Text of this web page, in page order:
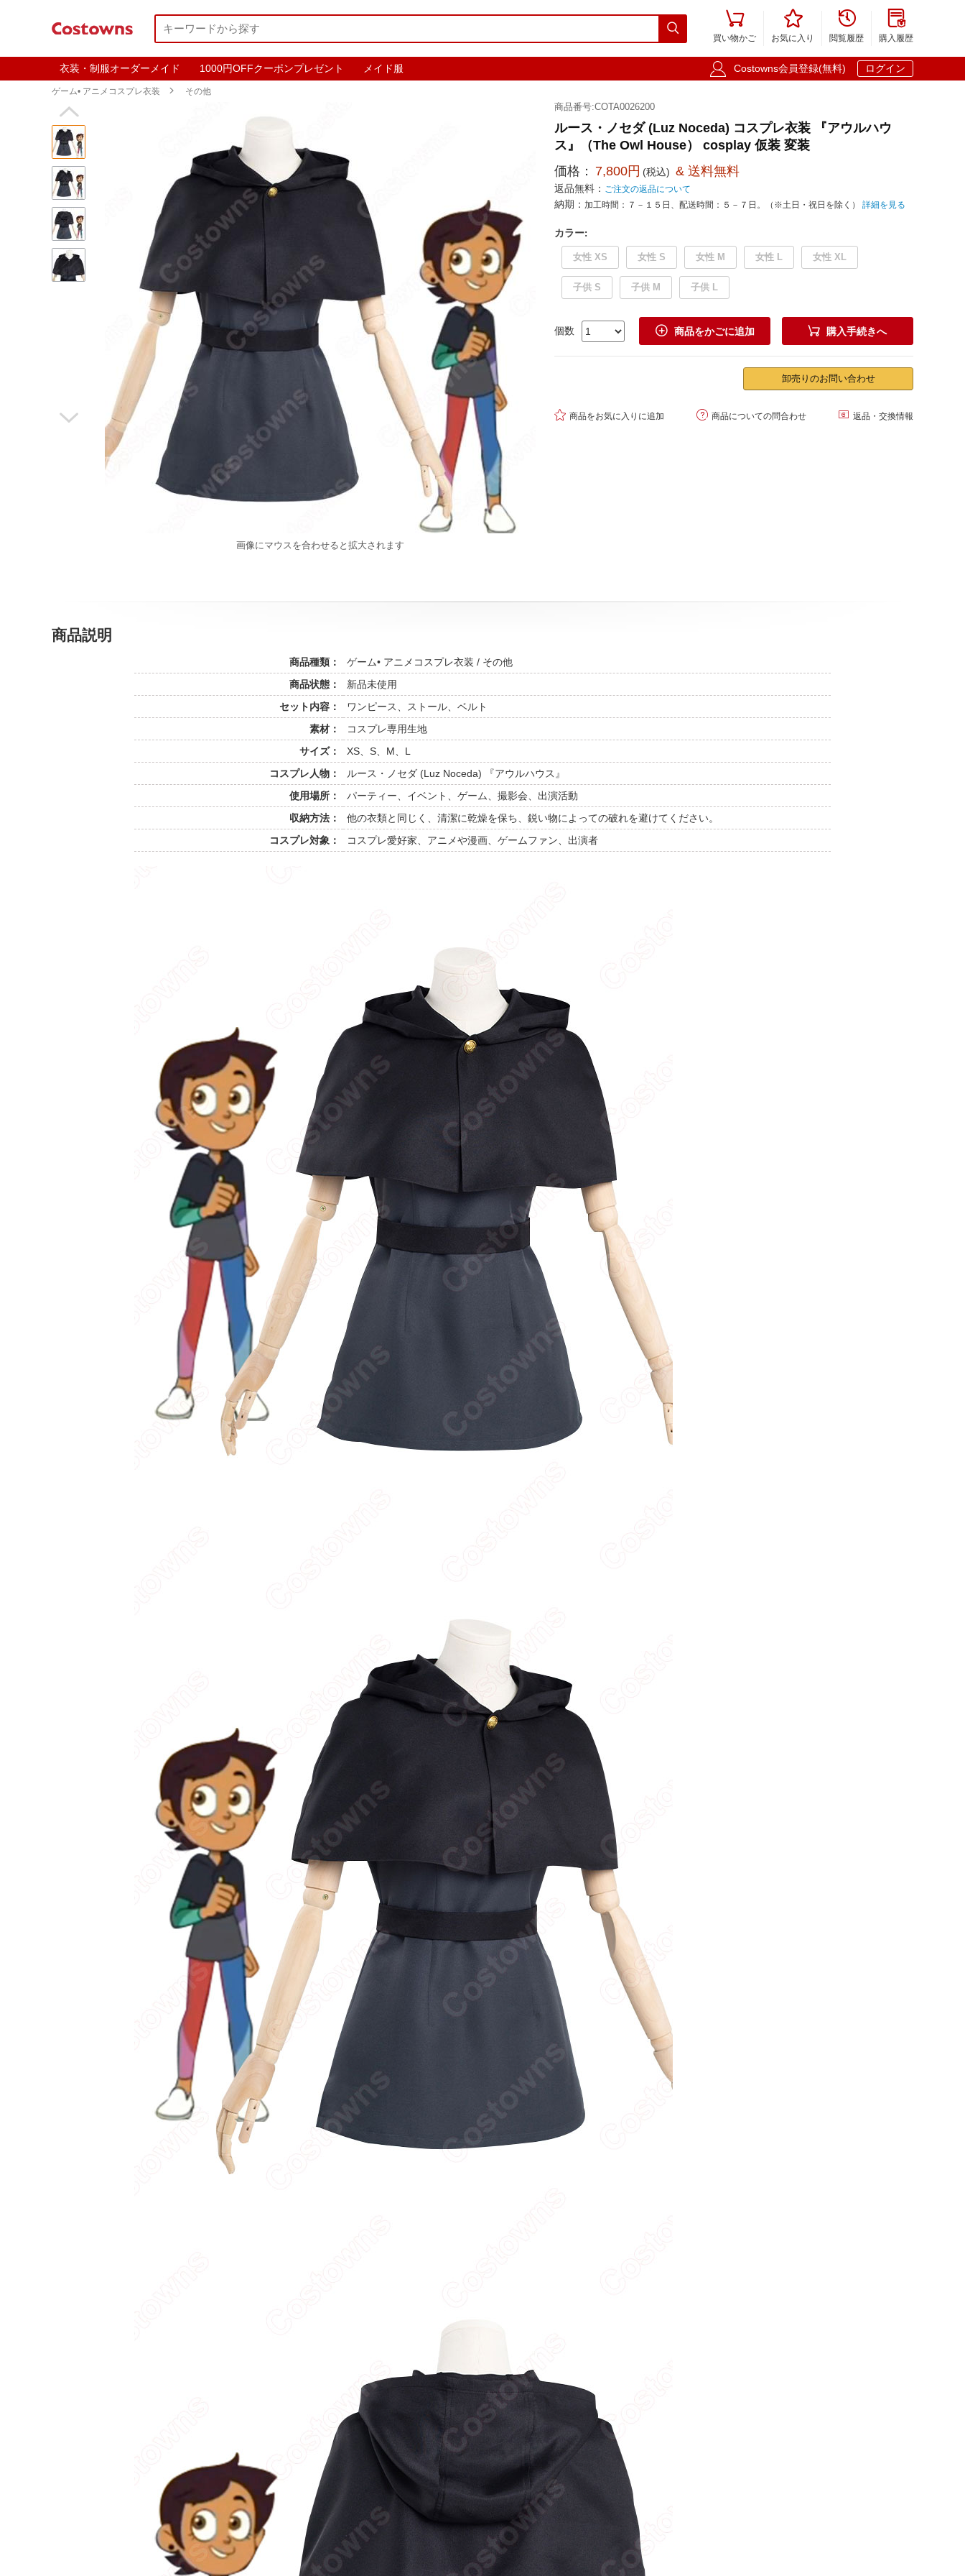


買い物かご

お気に入り

閲覧履歴

購入履歴
衣装・制服オーダーメイド 1000円OFFクーポンプレゼント メイド服  Costowns会員登録(無料) ログイン
ゲーム• アニメコスプレ衣装  その他


画像にマウスを合わせると拡大されます
商品番号:COTA0026200
ルース・ノセダ (Luz Noceda) コスプレ衣装 『アウルハウ
ス』（The Owl House） cosplay 仮装 変装
価格： 7,800円 (税込) & 送料無料
返品無料： ご注文の返品について
納期： 加工時間：７－１５日、配送時間：５－７日。（※土日・祝日を除く） 詳細を見る
カラー:
女性 XS 女性 S 女性 M 女性 L 女性 XL
子供 S 子供 M 子供 L
個数  商品をかごに追加  購入手続きへ
卸売りのお問い合わせ
 商品をお気に入りに追加  商品についての問合わせ  返品・交換情報
商品説明
商品種類：
ゲーム• アニメコスプレ衣装 / その他
商品状態：
新品未使用
セット内容：
ワンピース、ストール、ベルト
素材：
コスプレ専用生地
サイズ：
XS、S、M、L
コスプレ人物：
ルース・ノセダ (Luz Noceda) 『アウルハウス』
使用場所：
パーティー、イベント、ゲーム、撮影会、出演活動
収納方法：
他の衣類と同じく、清潔に乾燥を保ち、鋭い物によっての破れを避けてください。
コスプレ対象：
コスプレ愛好家、アニメや漫画、ゲームファン、出演者